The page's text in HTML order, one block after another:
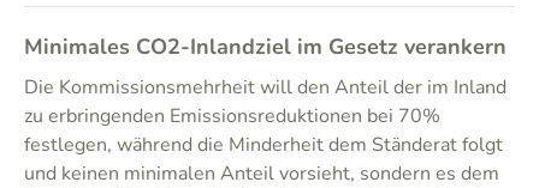
Minimales CO2-Inlandziel im Gesetz verankern
Die Kommissionsmehrheit will den Anteil der im Inland
zu erbringenden Emissionsreduktionen bei 70%
festlegen, während die Minderheit dem Ständerat folgt
und keinen minimalen Anteil vorsieht, sondern es dem